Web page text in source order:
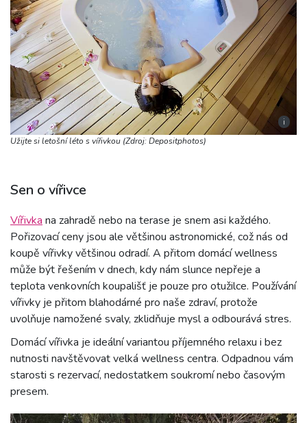
i
Užijte si letošní léto s vířivkou (Zdroj: Depositphotos)
Sen o vířivce
Vířivkana zahradě nebo na terase je snem asi každého.
Pořizovací ceny jsou ale většinou astronomické, což nás od
koupě vířivky většinou odradí. A přitom domácí wellness
může být řešením v dnech, kdy nám slunce nepřeje a
teplota venkovních koupališť je pouze pro otužilce. Používání
vířivky je přitom blahodárné pro naše zdraví, protože
uvolňuje namožené svaly, zklidňuje mysl a odbourává stres.
Domácí vířivka je ideální variantou příjemného relaxu i bez
nutnosti navštěvovat velká wellness centra. Odpadnou vám
starosti s rezervací, nedostatkem soukromí nebo časovým
presem.